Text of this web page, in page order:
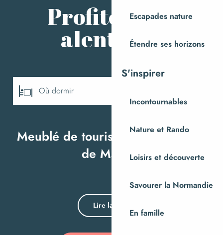
Escapades nature
Étendre ses horizons
S'inspirer
Incontournables
Nature et Rando
Loisirs et découverte
Savourer la Normandie
En famille
Profiter aux
alentours
Où dormir
Toutes les visites
Meublé de tourisme > L'Anémone
de Malone
Lire la suite